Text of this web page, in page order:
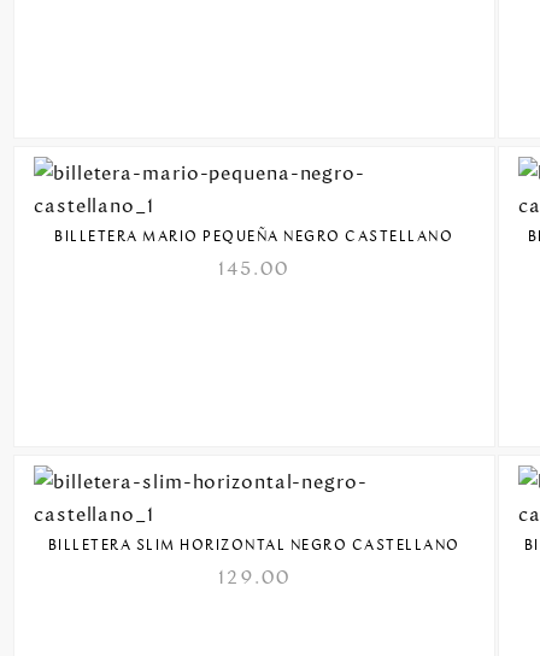
BILLETERA MARIO PEQUEÑA NEGRO CASTELLANO
145.00
BILLETERA SLIM HORIZONTAL NEGRO CASTELLANO
129.00